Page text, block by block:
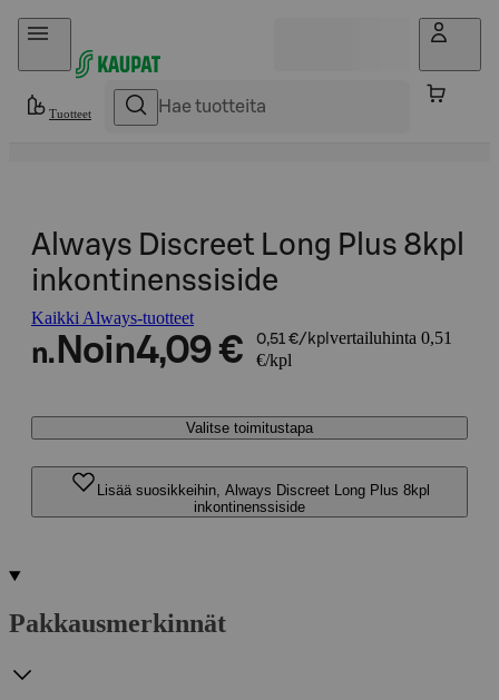
Hyppää sisältöön
Tuotteet
Always Discreet Long Plus 8kpl
inkontinenssiside
Kaikki Always-tuotteet
n. Noin4,09 € 0,51 €/kpl vertailuhinta 0,51
€/kpl
Valitse toimitustapa
Lisää suosikkeihin, Always Discreet Long Plus 8kpl
inkontinenssiside
Pakkausmerkinnät